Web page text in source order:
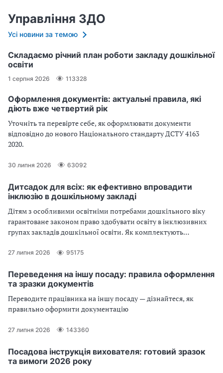
Управління ЗДО
Усі новини за темою
Складаємо річний план роботи закладу дошкільної
освіти
1 серпня 2026 113328
Оформлення документів: актуальні правила, які
діють вже четвертий рік
Уточніть та перевірте себе, як оформлювати документи
відповідно до нового Націо­нального стандарту ДСТУ 4163
2020.
30 липня 2026 63092
Дитсадок для всіх: як ефективно впровадити
інклюзію в дошкільному закладі
Дітям з особливими освітніми потребами дошкільного віку
гарантоване законом право здобувати освіту в інклюзивних
групах закладів дошкільної освіти. Як комплектують
оновленим Порядком організації інклюзивного навчання?
27 липня 2026 95175
Переведення на іншу посаду: правила оформлення
та зразки документів
Переводите працівника на іншу посаду — дізнайтеся, як
правильно оформити документацію
27 липня 2026 143360
Посадова інструкція вихователя: готовий зразок
та вимоги 2026 року